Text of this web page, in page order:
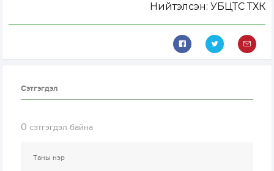
Нийтэлсэн: УБЦТС ТӨХК
Сэтгэгдэл
0 сэтгэгдэл байна